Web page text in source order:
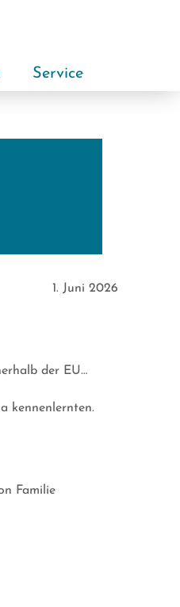
Service
1. Juni 2026
der EU…
kennenlernten.
Familie